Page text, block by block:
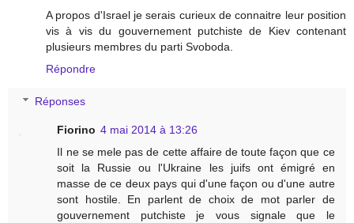
A propos d'Israel je serais curieux de connaitre leur position
vis à vis du gouvernement putchiste de Kiev contenant
plusieurs membres du parti Svoboda.
Répondre
Réponses
Fiorino 4 mai 2014 à 13:26
Il ne se mele pas de cette affaire de toute façon que ce
soit la Russie ou l'Ukraine les juifs ont émigré en
masse de ce deux pays qui d'une façon ou d'une autre
sont hostile. En parlent de choix de mot parler de
gouvernement putchiste je vous signale que le